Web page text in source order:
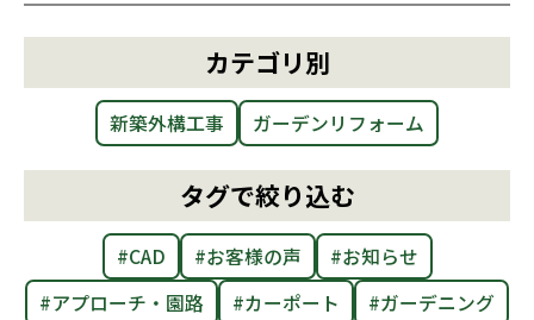
ガーデンリフォームをご検討の方へ
料金案内
駐車スペース改修特集
会社概要
社員ブログ
採用情報
カテゴリ別
新築外構工事 ガーデンリフォーム
タグで絞り込む
#CAD #お客様の声
#お知らせ
#アプローチ・園路
#カーポート
#ガーデニング